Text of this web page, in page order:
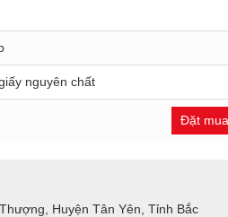
nguyên chất
Đặt
Huyện Tân Yên, Tỉnh Bắc